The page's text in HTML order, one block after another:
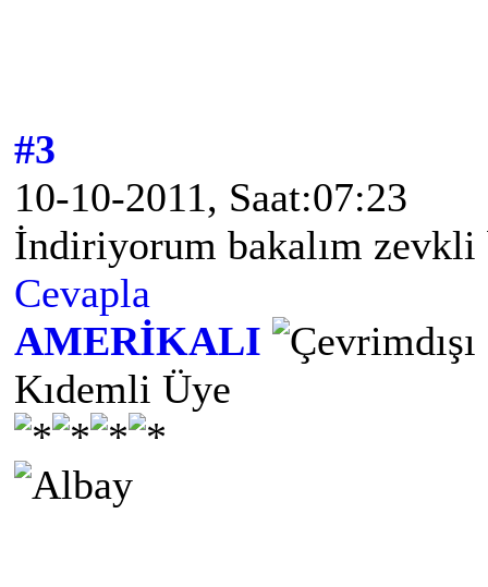
#3
10-10-2011, Saat:07:23
İndiriyorum bakalım zevkli
Cevapla
AMERİKALI
Kıdemli Üye